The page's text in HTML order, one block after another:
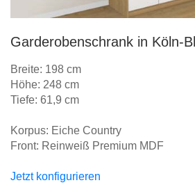
Garderobenschrank in Köln-
Breite: 198 cm
Höhe: 248 cm
Tiefe: 61,9 cm
Korpus: Eiche Country
Front: Reinweiß Premium MDF
Jetzt konfigurieren